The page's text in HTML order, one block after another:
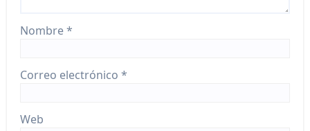
Nombre*
Correo electrónico *
Web